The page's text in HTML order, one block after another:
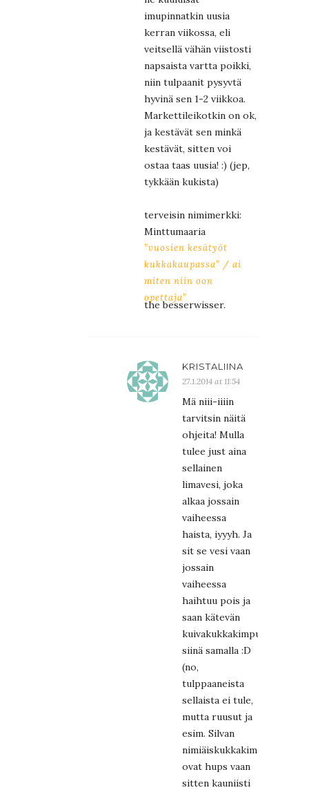
imupinnatkin uusia
kerran viikossa, eli
veitsellä vähän viistosti
napsaista vartta poikki,
niin tulpaanit pysyvtä
hyvinä sen 1-2 viikkoa.
Markettileikotkin on ok,
ja kestävät sen minkä
kestävät, sitten voi
ostaa taas uusia! :) (jep,
tykkään kukista)
terveisin nimimerkki:
Minttumaaria
”vuosien kesätyöt
kukkakaupassa” / ai
miten niin oon
opettaja”
the besserwisser.
KRISTALIINA
27.1.2014 at 11:54
Mä niii-iiiin
tarvitsin näitä
ohjeita! Mulla
tulee just aina
sellainen
limavesi, joka
alkaa jossain
vaiheessa
haista, iyyyh. Ja
sit se vesi vaan
jossain
vaiheessa
haihtuu pois ja
saan kätevän
kuivakukkakimpun
siinä samalla :D
(no,
tulppaaneista
sellaista ei tule,
mutta ruusut ja
esim. Silvan
nimiäiskukkakimput
ovat hups vaan
sitten kauniisti